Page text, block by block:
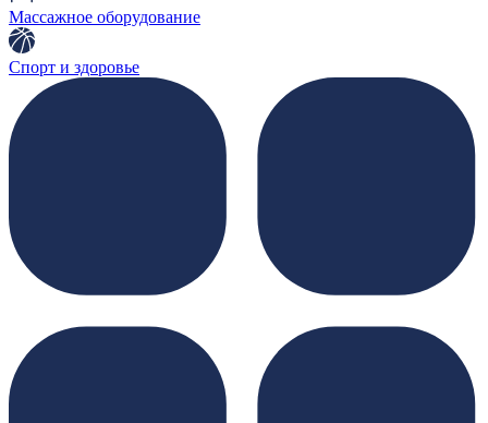
Массажное оборудование
Спорт и здоровье